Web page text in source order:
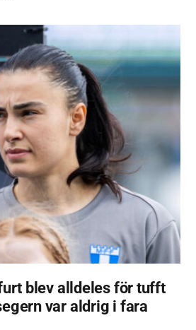
blev alldeles för tufft
var aldrig i fara